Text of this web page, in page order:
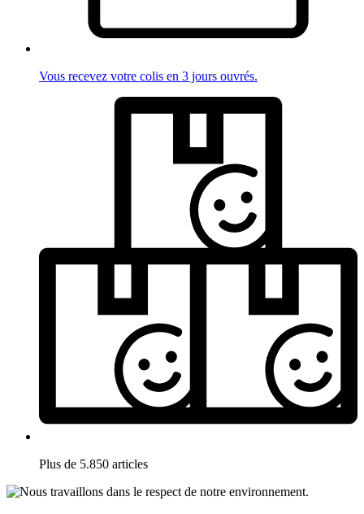
Vous recevez votre colis en 3 jours ouvrés.
Plus de 5.850 articles